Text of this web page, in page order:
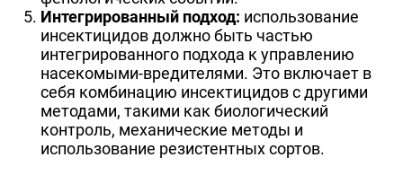
Интегрированный подход: использование
инсектицидов должно быть частью
интегрированного подхода к управлению
насекомыми-вредителями. Это включает в
себя комбинацию инсектицидов с другими
методами, такими как биологический
контроль, механические методы и
использование резистентных сортов.